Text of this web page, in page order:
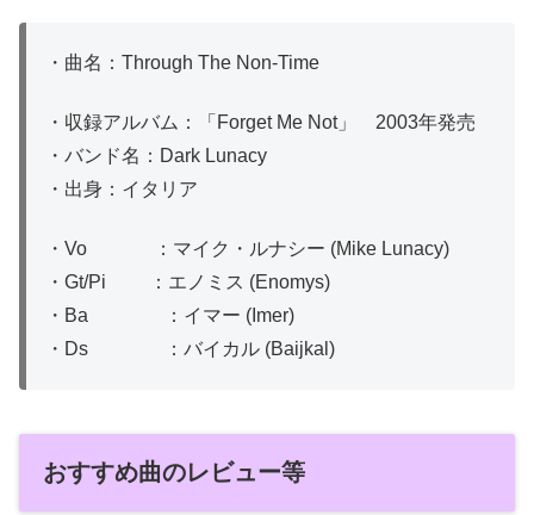
・曲名：Through The Non-Time
・収録アルバム：「Forget Me Not」 2003年発売
・バンド名：Dark Lunacy
・出身：イタリア
・Vo ：マイク・ルナシー (Mike Lunacy)
・Gt/Pi ：エノミス (Enomys)
・Ba ：イマー (Imer)
・Ds ：バイカル (Baijkal)
おすすめ曲のレビュー等